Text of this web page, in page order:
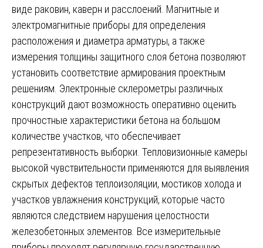
виде раковин, каверн и расслоений. Магнитные и
электромагнитные приборы для определения
расположения и диаметра арматуры, а также
измерения толщины защитного слоя бетона позволяют
установить соответствие армирования проектным
решениям. Электронные склерометры различных
конструкций дают возможность оперативно оценить
прочностные характеристики бетона на большом
количестве участков, что обеспечивает
репрезентативность выборки. Тепловизионные камеры
высокой чувствительности применяются для выявления
скрытых дефектов теплоизоляции, мостиков холода и
участков увлажнения конструкций, которые часто
являются следствием нарушения целостности
железобетонных элементов. Все измерительные